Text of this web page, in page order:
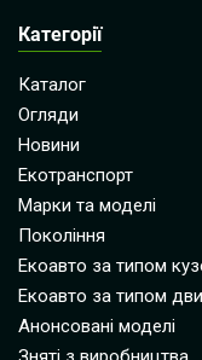
Категорії
Каталог
Огляди
Новини
Екотранспорт
Марки та моделі
Покоління
Екоавто за типом
Екоавто за типом
Анонсовані моделі